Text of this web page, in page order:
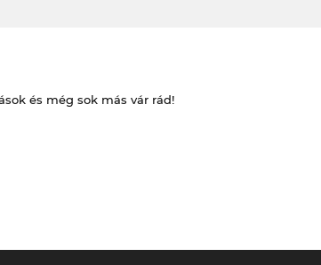
és még sok más vár rád!